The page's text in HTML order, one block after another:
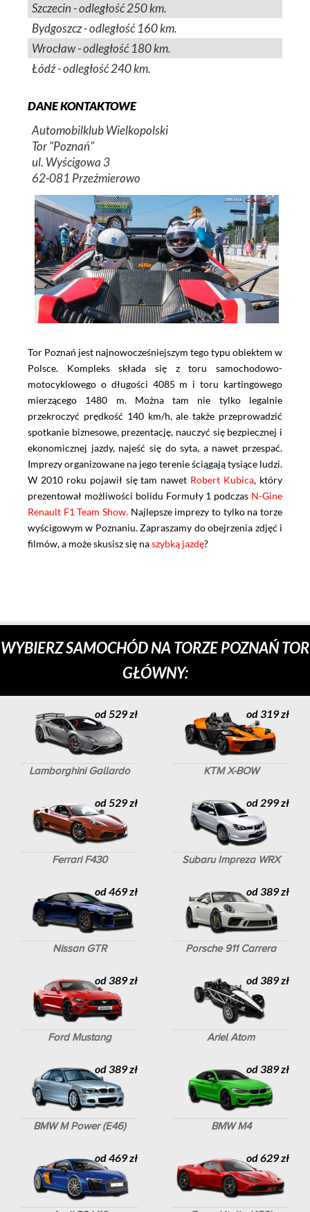
Szczecin - odległość 250 km.
Bydgoszcz - odległość 160 km.
Wrocław - odległość 180 km.
Łódź - odległość 240 km.
DANE KONTAKTOWE
Automobilklub Wielkopolski
Tor "Poznań"
ul. Wyścigowa 3
62-081 Przeźmierowo
Tor Poznań jest najnowocześniejszym tego typu obiektem w
Polsce. Kompleks składa się z toru samochodowo-
motocyklowego o długości 4085 m i toru kartingowego
mierzącego 1480 m. Można tam nie tylko legalnie
przekroczyć prędkość 140 km/h, ale także przeprowadzić
spotkanie biznesowe, prezentację, nauczyć się bezpiecznej i
ekonomicznej jazdy, najeść się do syta, a nawet przespać.
Imprezy organizowane na jego terenie ściągają tysiące ludzi.
W 2010 roku pojawił się tam nawet Robert Kubica, który
prezentował możliwości bolidu Formuły 1 podczas N-Gine
Renault F1 Team Show. Najlepsze imprezy to tylko na torze
wyścigowym w Poznaniu. Zapraszamy do obejrzenia zdjęć i
filmów, a może skusisz się naszybką jazdę?
WYBIERZ SAMOCHÓD NA TORZE POZNAŃ TOR
GŁÓWNY:
Lamborghini Gallardo
od 529 zł
KTM X-BOW
od 319 zł
Ferrari F430
od 529 zł
Subaru Impreza WRX
od 299 zł
Nissan GTR
od 469 zł
Porsche 911 Carrera
od 389 zł
Ford Mustang
od 389 zł
Ariel Atom
od 389 zł
BMW M Power (E46)
od 389 zł
BMW M4
od 389 zł
od 469 zł od 629 zł